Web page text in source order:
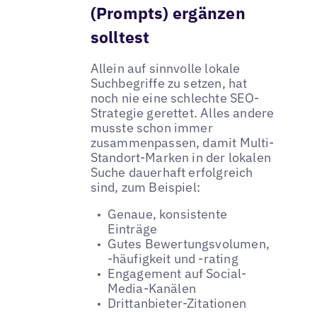
(Prompts) ergänzen
solltest
Allein auf sinnvolle lokale
Suchbegriffe zu setzen, hat
noch nie eine schlechte SEO-
Strategie gerettet. Alles andere
musste schon immer
zusammenpassen, damit Multi-
Standort-Marken in der lokalen
Suche dauerhaft erfolgreich
sind, zum Beispiel:
Genaue, konsistente
Einträge
Gutes Bewertungsvolumen,
-häufigkeit und -rating
Engagement auf Social-
Media-Kanälen
Drittanbieter-Zitationen